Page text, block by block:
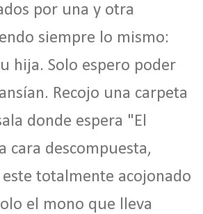
por una y otra
siempre lo mismo:
hija. Solo espero poder
Recojo una carpeta
donde espera "El
cara descompuesta,
totalmente acojonado
el mono que lleva